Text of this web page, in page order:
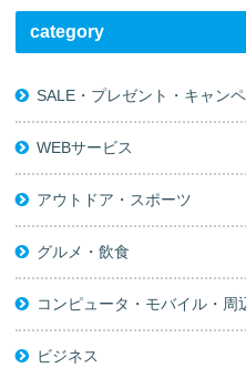
category
SALE・プレゼント・キャン
WEBサービス
アウトドア・スポーツ
グルメ・飲食
コンピュータ・モバイル・周
ビジネス